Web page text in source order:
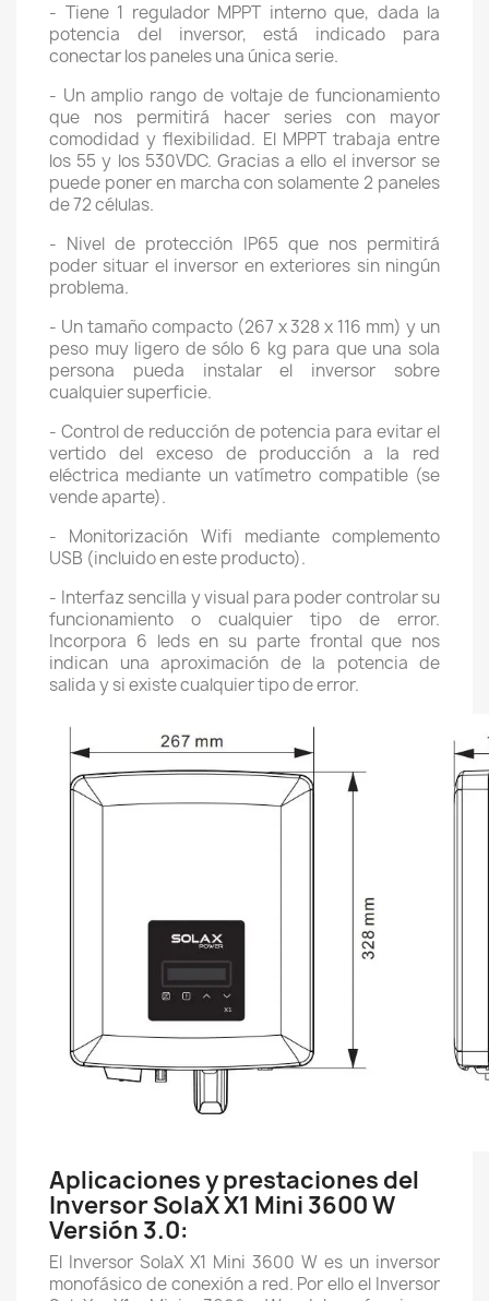
- Tiene 1 regulador MPPT interno que, dada la
potencia del inversor, está indicado para
conectar los paneles una única serie.
- Un amplio rango de voltaje de funcionamiento
que nos permitirá hacer series con mayor
comodidad y flexibilidad. El MPPT trabaja entre
los 55 y los 530VDC. Gracias a ello el inversor se
puede poner en marcha con solamente 2 paneles
de 72 células.
- Nivel de protección IP65 que nos permitirá
poder situar el inversor en exteriores sin ningún
problema.
- Un tamaño compacto (267 x 328 x 116 mm) y un
peso muy ligero de sólo 6 kg para que una sola
persona pueda instalar el inversor sobre
cualquier superficie.
- Control de reducción de potencia para evitar el
vertido del exceso de producción a la red
eléctrica mediante un vatímetro compatible (se
vende aparte).
- Monitorización Wifi mediante complemento
USB (incluido en este producto).
- Interfaz sencilla y visual para poder controlar su
funcionamiento o cualquier tipo de error.
Incorpora 6 leds en su parte frontal que nos
indican una aproximación de la potencia de
salida y si existe cualquier tipo de error.
Aplicaciones y prestaciones del
Inversor SolaX X1 Mini 3600 W
Versión 3.0:
El Inversor SolaX X1 Mini 3600 W es un inversor
monofásico de conexión a red. Por ello el Inversor